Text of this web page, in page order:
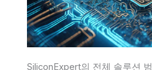
SiliconExpert의 전체 솔루션